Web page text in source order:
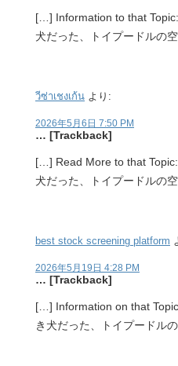
[…] Information to that
犬だった、トイプードルの
วีซ่าเชงเก้น より:
2026年5月6日 7:50 PM
… [Trackback]
[…] Read More to that
犬だった、トイプードルの
best stock screening platform
2026年5月19日 4:28 PM
… [Trackback]
[…] Information on that
き犬だった、トイプードル